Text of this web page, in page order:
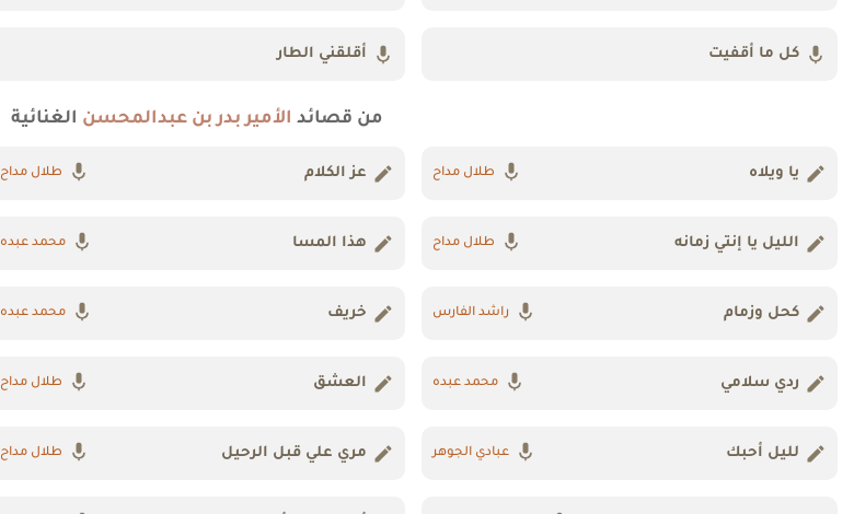
كل ما أقفيت أقلقني الطار
من قصائد الأمير بدر بن عبدالمحسن الغنائية
يا ويلاه طلال مداح عز الكلام طلال مداح
الليل يا إنتي زمانه طلال مداح هذا المسا محمد عبده
كحل وزمام راشد الفارس خريف محمد عبده
ردي سلامي محمد عبده العشق طلال مداح
لليل أحبك عبادي الجوهر مري علي قبل الرحيل طلال مداح